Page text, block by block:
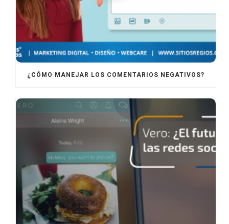
¿CÓMO MANEJAR LOS COMENTARIOS NEGATIVOS?